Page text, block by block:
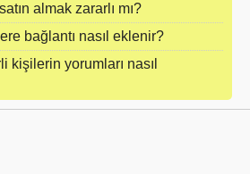
almak zararlı mı?
bağlantı nasıl eklenir?
kişilerin yorumları nasıl